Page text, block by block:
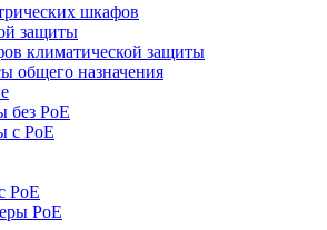
шкафов
защиты
климатической защиты
назначения
без PoE
с PoE
PoE
PoE